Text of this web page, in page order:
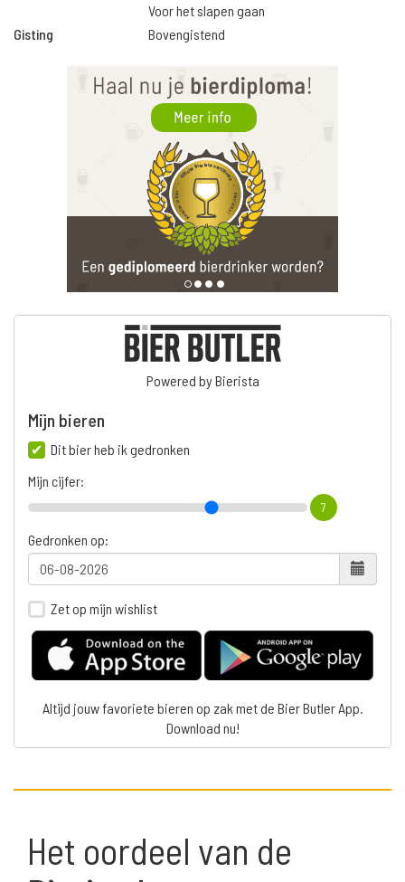
Voor het slapen gaan
Gisting
Bovengistend
Powered by Bierista
Mijn bieren
Dit bier heb ik gedronken
Mijn cijfer:
7
Gedronken op:
Zet op mijn wishlist
Altijd jouw favoriete bieren op zak met de Bier Butler App.
Download nu!
Het oordeel van de